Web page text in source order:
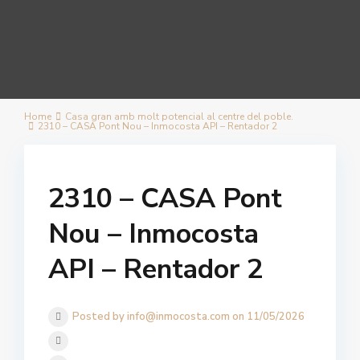
Home Casa gran amb molt potencial al centre del poble.
2310 – CASA Pont Nou – Inmocosta API – Rentador 2
2310 – CASA Pont
Nou – Inmocosta
API – Rentador 2
Posted by info@inmocosta.com on 11/05/2026